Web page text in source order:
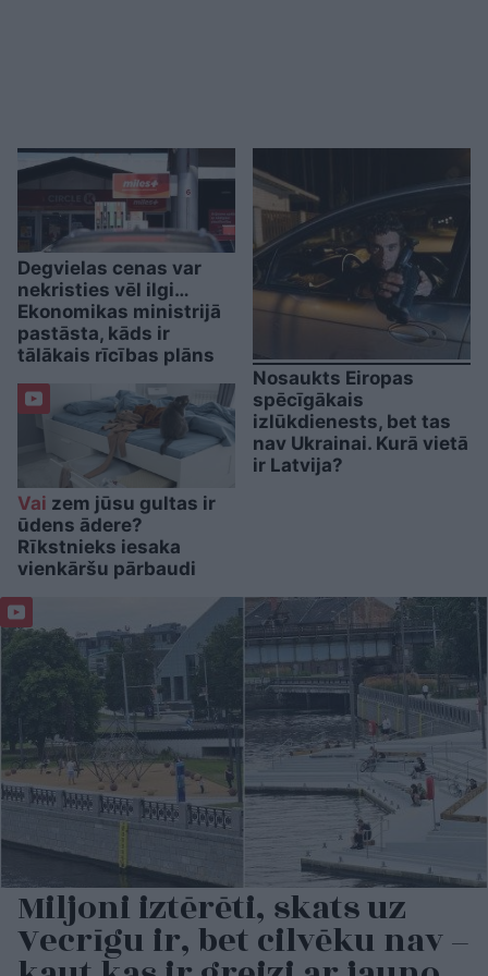
Degvielas cenas var
nekristies vēl ilgi…
Ekonomikas ministrijā
pastāsta, kāds ir
tālākais rīcības plāns
Vai zem jūsu gultas ir
ūdens ādere?
Rīkstnieks iesaka
vienkāršu pārbaudi
Nosaukts Eiropas
spēcīgākais
izlūkdienests, bet tas
nav Ukrainai. Kurā vietā
ir Latvija?
Miljoni iztērēti, skats uz
Vecrīgu ir, bet cilvēku nav –